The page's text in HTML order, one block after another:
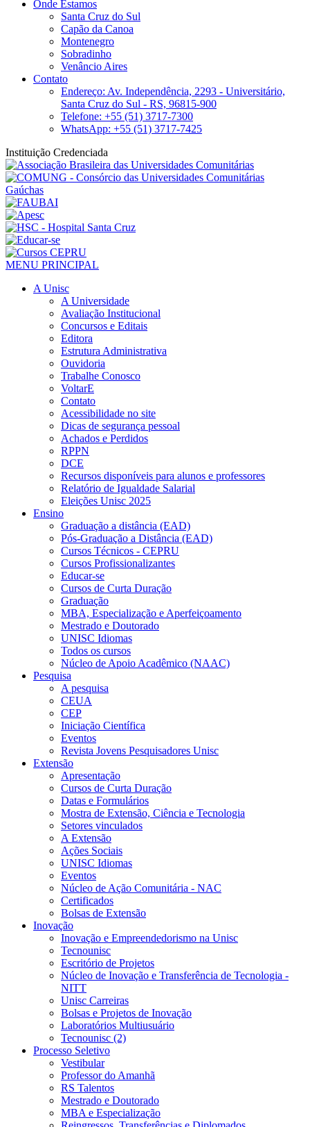
Onde Estamos
Santa Cruz do Sul
Capão da Canoa
Montenegro
Sobradinho
Venâncio Aires
Contato
Endereço: Av. Independência, 2293 - Universitário,
Santa Cruz do Sul - RS, 96815-900
Telefone: +55 (51) 3717-7300
WhatsApp: +55 (51) 3717-7425
Instituição Credenciada
MENU PRINCIPAL
A Unisc
A Universidade
Avaliação Institucional
Concursos e Editais
Editora
Estrutura Administrativa
Ouvidoria
Trabalhe Conosco
VoltarE
Contato
Acessibilidade no site
Dicas de segurança pessoal
Achados e Perdidos
RPPN
DCE
Recursos disponíveis para alunos e professores
Relatório de Igualdade Salarial
Eleições Unisc 2025
Ensino
Graduação a distância (EAD)
Pós-Graduação a Distância (EAD)
Cursos Técnicos - CEPRU
Cursos Profissionalizantes
Educar-se
Cursos de Curta Duração
Graduação
MBA, Especialização e Aperfeiçoamento
Mestrado e Doutorado
UNISC Idiomas
Todos os cursos
Núcleo de Apoio Acadêmico (NAAC)
Pesquisa
A pesquisa
CEUA
CEP
Iniciação Científica
Eventos
Revista Jovens Pesquisadores Unisc
Extensão
Apresentação
Cursos de Curta Duração
Datas e Formulários
Mostra de Extensão, Ciência e Tecnologia
Setores vinculados
A Extensão
Ações Sociais
UNISC Idiomas
Eventos
Núcleo de Ação Comunitária - NAC
Certificados
Bolsas de Extensão
Inovação
Inovação e Empreendedorismo na Unisc
Tecnounisc
Escritório de Projetos
Núcleo de Inovação e Transferência de Tecnologia -
NITT
Unisc Carreiras
Bolsas e Projetos de Inovação
Laboratórios Multiusuário
Tecnounisc (2)
Processo Seletivo
Vestibular
Professor do Amanhã
RS Talentos
Mestrado e Doutorado
MBA e Especialização